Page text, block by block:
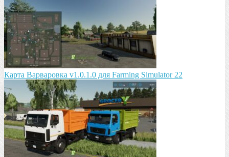
Карта Варваровка v1.0.1.0 для Farming Simulator 22